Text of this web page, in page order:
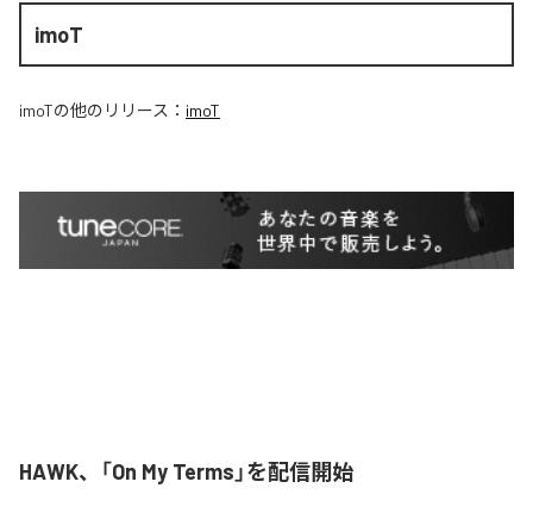
imoT
imoTの他のリリース： imoT
HAWK、「On My Terms」を配信開始